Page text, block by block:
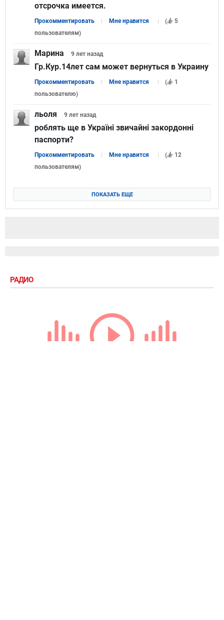
отсрочка имеется.
Прокомментировать Мне нравится (
5
пользователям)
Марина 9 лет назад
Гр.Кур.14лет сам может вернуться в Украину
Прокомментировать Мне нравится (
1
пользователю)
льоля 9 лет назад
роблять ще в Україні звичайні закордонні
паспорти?
Прокомментировать Мне нравится (
12
пользователям)
ПОКАЗАТЬ ЕЩЕ
РАДИО